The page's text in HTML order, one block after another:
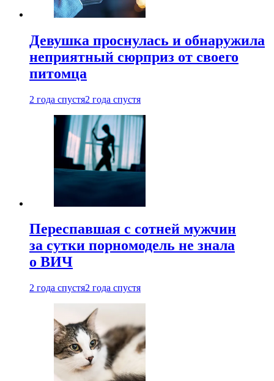
Девушка проснулась и обнаружила
неприятный сюрприз от своего
питомца
2 года спустя2 года спустя
Переспавшая с сотней мужчин
за сутки порномодель не знала
о ВИЧ
2 года спустя2 года спустя